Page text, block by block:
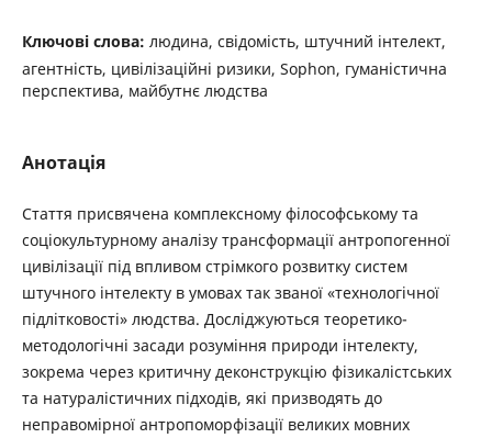
Ключові слова: людина, свідомість, штучний інтелект,
агентність, цивілізаційні ризики, Sophon, гуманістична
перспектива, майбутнє людства
Анотація
Стаття присвячена комплексному філософському та
соціокультурному аналізу трансформації антропогенної
цивілізації під впливом стрімкого розвитку систем
штучного інтелекту в умовах так званої «технологічної
підлітковості» людства. Досліджуються теоретико-
методологічні засади розуміння природи інтелекту,
зокрема через критичну деконструкцію фізикалістських
та натуралістичних підходів, які призводять до
неправомірної антропоморфізації великих мовних